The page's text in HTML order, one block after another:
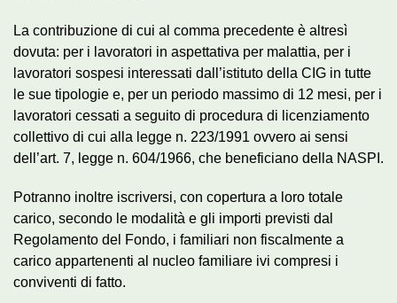
La contribuzione di cui al comma precedente è altresì
dovuta: per i lavoratori in aspettativa per malattia, per i
lavoratori sospesi interessati dall’istituto della CIG in tutte
le sue tipologie e, per un periodo massimo di 12 mesi, per i
lavoratori cessati a seguito di procedura di licenziamento
collettivo di cui alla legge n. 223/1991 ovvero ai sensi
dell’art. 7, legge n. 604/1966, che beneficiano della NASPI.
Potranno inoltre iscriversi, con copertura a loro totale
carico, secondo le modalità e gli importi previsti dal
Regolamento del Fondo, i familiari non fiscalmente a
carico appartenenti al nucleo familiare ivi compresi i
conviventi di fatto.